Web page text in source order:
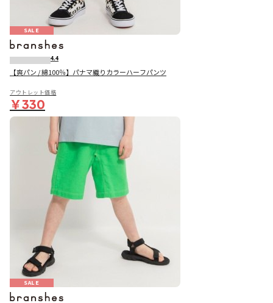
SALE
4.4
【爽パン / 綿100％】パナマ織りカラーハーフパンツ
アウトレット価格
￥330
SALE